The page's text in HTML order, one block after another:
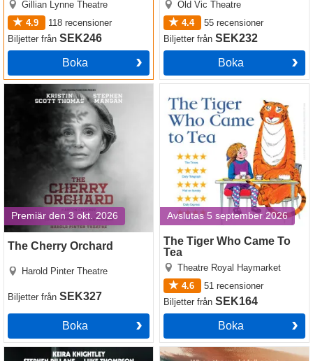
Gillian Lynne Theatre
4.9
118 recensioner
Biljetter från SEK246
Boka
Old Vic Theatre
4.4
55 recensioner
BiljetterfrånSEK232
Boka
Premiär den 3 okt. 2026
The Cherry Orchard
Harold Pinter Theatre
Biljetter från SEK327
Boka
The Cherry Orchard
Avslutas 5 september 2026
The Tiger Who Came To
Tea
Theatre Royal Haymarket
4.6
51 recensioner
BiljetterfrånSEK164
Boka
The Lives of Others The Standard of Living